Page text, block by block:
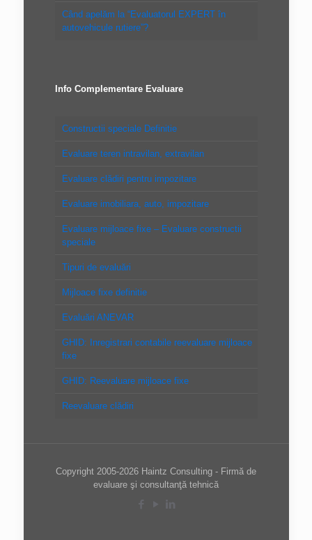
Când apelăm la “Evaluatorul EXPERT în
autovehicule rutiere”?
Info Complementare Evaluare
Constructii speciale Definitie
Evaluare teren intravilan, extravilan
Evaluare clădiri pentru impozitare
Evaluare imobiliara, auto, impozitare
Evaluare mijloace fixe – Evaluare constructii
speciale
Tipuri de evaluări
Mijloace fixe definitie
Evaluări ANEVAR
GHID: Inregistrari contabile reevaluare mijloace
fixe
GHID: Reevaluare mijloace fixe
Reevaluare clădiri
Copyright 2005-2026 Haintz Consulting - Firmă de
evaluare şi consultanţă tehnică